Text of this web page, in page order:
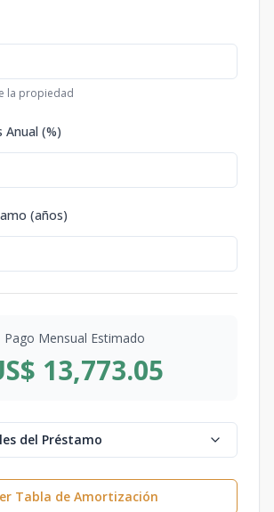
la propiedad
Anual (%)
(años)
Pago Mensual Estimado
13,773.05
del Préstamo
Tabla de Amortización